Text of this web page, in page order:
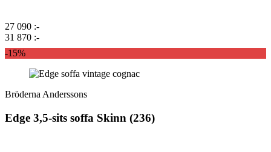
27 090 :-
31 870 :-
-15%
Bröderna Anderssons
Edge 3,5-sits soffa Skinn (236)